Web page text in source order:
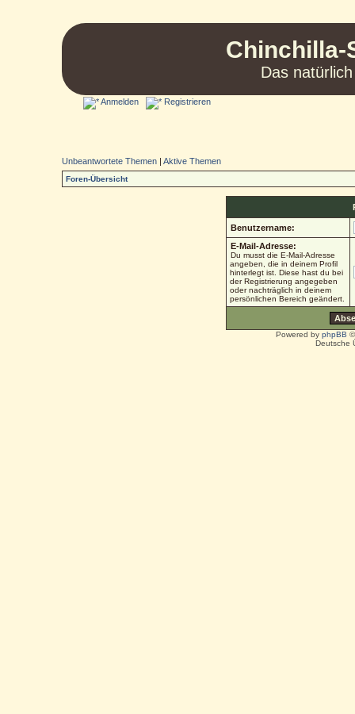
Chinchilla-
Das
Anmelden Registrieren
Unbeantwortete Themen |Aktive Themen
Foren-Übersicht
Benutzername:
E-Mail-Adresse:
Du musst die E-Mail-Adresse
angeben, die in deinem Profil
hinterlegt ist. Diese hast du bei
der Registrierung angegeben
oder nachträglich in deinem
persönlichen Bereich geändert.
Powered by phpBB
Deutsche